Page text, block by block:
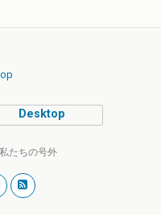
Desktop
たちの号外